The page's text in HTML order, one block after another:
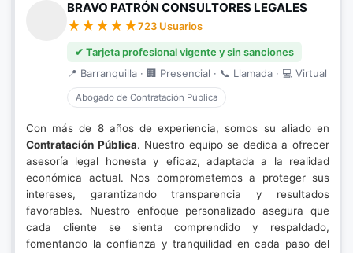
BRAVO PATRÓN CONSULTORES LEGALES
723 Usuarios
✔ Tarjeta profesional vigente y sin sanciones
📍 Barranquilla · 🏢 Presencial · 📞 Llamada · 💻 Virtual
Abogado de Contratación Pública
Con más de 8 años de experiencia, somos su aliado en
Contratación Pública. Nuestro equipo se dedica a ofrecer
asesoría legal honesta y eficaz, adaptada a la realidad
económica actual. Nos comprometemos a proteger sus
intereses, garantizando transparencia y resultados
favorables. Nuestro enfoque personalizado asegura que
cada cliente se sienta comprendido y respaldado,
fomentando la confianza y tranquilidad en cada paso del